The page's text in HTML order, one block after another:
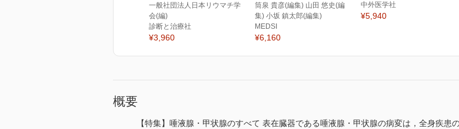
一般社団法人日本リウマチ学
会(編)
診断と治療社
¥3,960
筒泉 貴彦(編集) 山田 悠史(編
集) 小坂 鎮太郎(編集)
MEDSI
¥6,160
中外医学社
¥5,940
概要
【特集】唾液腺・甲状腺のすべて 表在臓器である唾液腺・甲状腺の病変は，全身疾